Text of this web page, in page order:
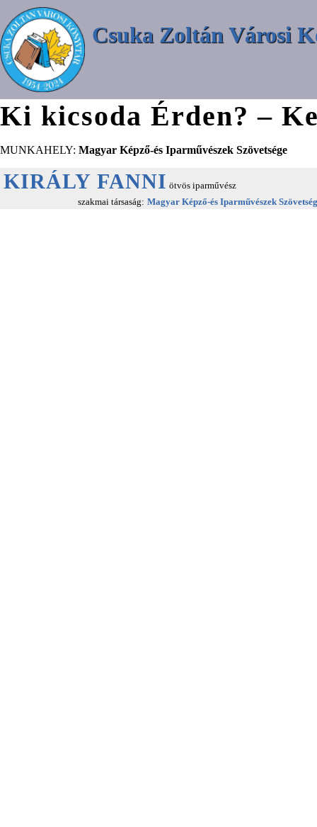
Csuka Zoltán Városi
Ki kicsoda Érden? –
MUNKAHELY: Magyar Képző-és Iparművészek Szövetsége
KIRÁLY FANNI ötvös iparművész
szakmai társaság: Magyar Képző-és Iparművészek